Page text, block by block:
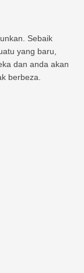
Sebaik
yang baru,
dan anda akan
berbeza.